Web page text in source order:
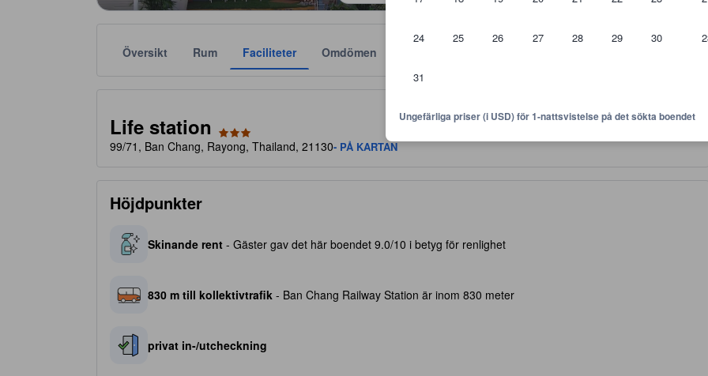
24 25 26 27 28 29 30
31
Ungefärliga priser (i USD) för 1-nattsvistelse på det sökta boendet
Översikt Rum Faciliteter Omdömen
Life station
99/71, Ban Chang, Rayong, Thailand, 21130- PÅ KARTAN
Höjdpunkter
Skinande rent - Gäster gav det här boendet 9.0/10 i betyg för renlighet
830 m till kollektivtrafik - Ban Chang Railway Station är inom 830 meter
privat in-/utcheckning